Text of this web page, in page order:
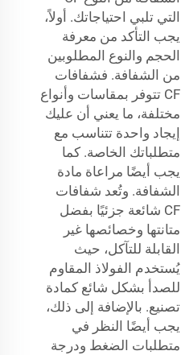
التي تلبي احتياجاتك. أولاً،
يجب التأكد من معرفة
الحجم والنوع المطلوبين
من الشفافة. فشفافات
CF تتوفر بمقاسات وأنواع
مختلفة، ما يعني أن عليك
إيجاد واحدة تتناسب مع
متطلباتك الخاصة. كما
يجب أيضًا مراعاة مادة
الشفافة. وتُعد شفافات
CF شائعة جزئيًا بفضل
متانتها وخصائصها غير
القابلة للتآكل، حيث
يُستخدم الفولاذ المقاوم
للصدأ بشكل شائع كمادة
تصنيع. بالإضافة إلى ذلك،
يجب أيضًا النظر في
متطلبات الضغط ودرجة